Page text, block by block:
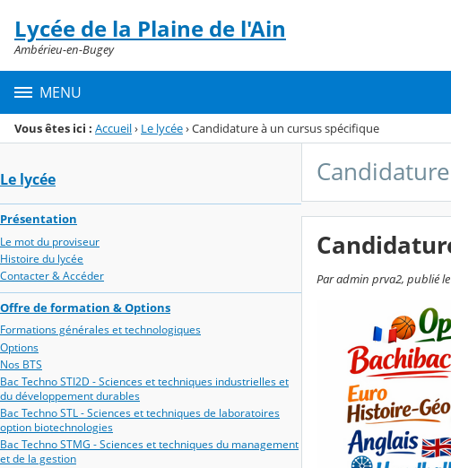
Menu de la rubrique
Contenu
Lycée de la Plaine de l'Ain
Ambérieu-en-Bugey
MENU
Vous êtes ici : Accueil› Le lycée›Candidature à un cursus spécifique
Le lycée
Présentation
Le mot du proviseur
Histoire du lycée
Contacter & Accéder
Offre de formation & Options
Formations générales et technologiques
Options
Nos BTS
Bac Techno STI2D - Sciences et techniques industrielles et
du développement durables
Bac Techno STL - Sciences et techniques de laboratoires
option biotechnologies
Bac Techno STMG - Sciences et techniques du management
et de la gestion
Par admin prva2, publié